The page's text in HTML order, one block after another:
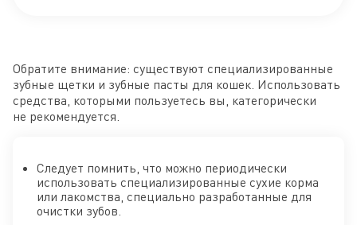
Обратите внимание: существуют специализированные
зубные щетки и зубные пасты для кошек. Использовать
средства, которыми пользуетесь вы, категорически
не рекомендуется.
Следует помнить, что можно периодически
использовать специализированные сухие корма
или лакомства, специально разработанные для
очистки зубов.